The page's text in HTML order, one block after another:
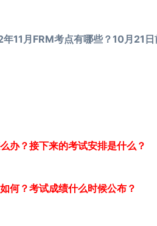
月FRM考点有哪些？10月21日
？接下来的考试安排是什么？
？考试成绩什么时候公布？